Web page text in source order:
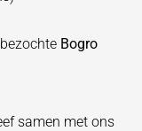
Bogro
samen met ons